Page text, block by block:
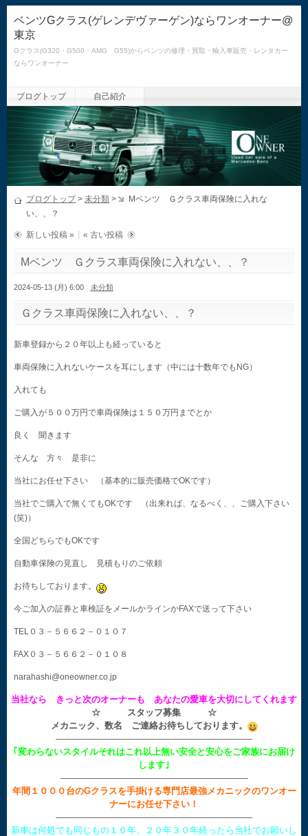
ベンツGクラス(ゲレンデヴァーゲン)ならワンオーナー@
東京
Gクラス(G320・G500・AMG G55)からベンツの修理・買取・輸入車販売・レンタカー
ならワンオーナー
ブログトップ 自己紹介
ブログトップ> 未分類 >
Mベンツ Ｇクラス車両保険に入れな
い、、？
新しい投稿 » « 古い投稿
Mベンツ Ｇクラス車両保険に入れない、、？
2024-05-13 (月) 6:00 未分類
Ｇクラス車両保険に入れない、、？
新車登録から２０年以上も経っていると
車両保険に入れないケースを耳にします（中には十数年でもNG）
入れても
ご購入が５００万円で車両保険は１５０万円までとか
良く 聞きます
そんな 方々 是非に
当社にお任せ下さい （基本的に販売価格でOKです）
当社でご購入で無くてもOKです （出来れば、なるべく、、ご購入下さい
(笑)）
全国どちらでもOKです
自動車保険の見直し 見積もりのご依頼
お待ちしております。
今ご加入の証券と車検証をメールかラインかFAXで送って下さい
TEL０３－５６６２－０１０７
FAX０３－５６６２－０１０８
narahashi@oneowner.co.jp
当社なら きっと次のオーナーも あなたの愛車を大切にしてくれます
☆ スタッフ募集 ☆
メカニック、数名 ご連絡お待ちしております。
——————————————————————
｢変わらないスタイルそれはこれ以上無い安全と安心をご家族にお届け
します｣
—————————————————————
年間１０００台のGクラスを手掛ける専門店最強メカニックのワンオー
ナーにお任せ下さい！
——————————————————————
新車は何処でも同じもの１０年、２０年３０年経ったら当社でお願いし